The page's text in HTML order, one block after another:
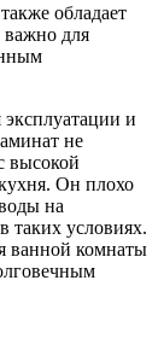
обладает
важно для
и
не
высокой
Он плохо
на
таких условиях.
ванной комнаты